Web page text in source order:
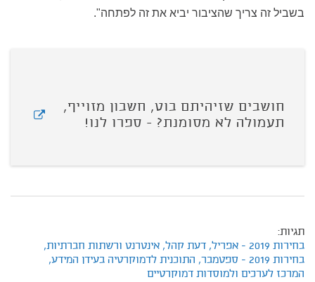
בשביל זה צריך שהציבור יביא את זה לפתחה".
חושבים שזיהיתם בוט, חשבון מזוייף,
תעמולה לא מסומנת? - ספרו לנו!
תגיות:
בחירות 2019 - אפריל,
דעת קהל, אינטרנט ורשתות חברתיות,
בחירות 2019 - ספטמבר,
התוכנית לדמוקרטיה בעידן המידע,
המרכז לערכים ולמוסדות דמוקרטיים